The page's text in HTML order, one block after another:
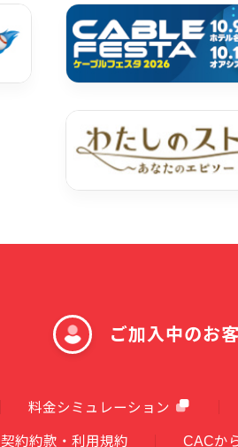
ご加入中のお
料金シミュレーション
契約約款・利用規約 CACか